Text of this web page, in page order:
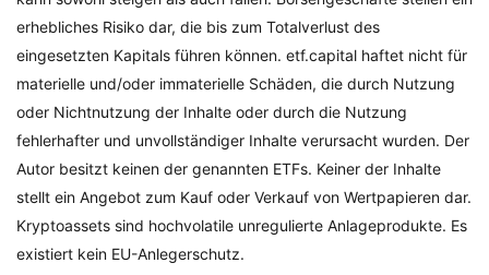
erhebliches Risiko dar, die bis zum Totalverlust des
eingesetzten Kapitals führen können. etf.capital haftet nicht für
materielle und/oder immaterielle Schäden, die durch Nutzung
oder Nichtnutzung der Inhalte oder durch die Nutzung
fehlerhafter und unvollständiger Inhalte verursacht wurden. Der
Autor besitzt keinen der genannten ETFs. Keiner der Inhalte
stellt ein Angebot zum Kauf oder Verkauf von Wertpapieren dar.
Kryptoassets sind hochvolatile unregulierte Anlageprodukte. Es
existiert kein EU-Anlegerschutz.